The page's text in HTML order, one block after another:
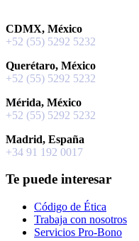
CDMX, México
+52 (55) 5292 5232
Querétaro, México
+52 (55) 5292 5232
Mérida, México
+52 (55) 5292 5232
Madrid, España
+34 91 192 0017
Te puede interesar
Código de Ética
Trabaja con nosotros
Servicios Pro-Bono